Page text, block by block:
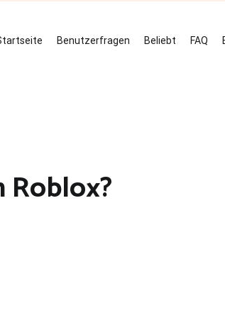
Benutzerfragen Beliebt FAQ